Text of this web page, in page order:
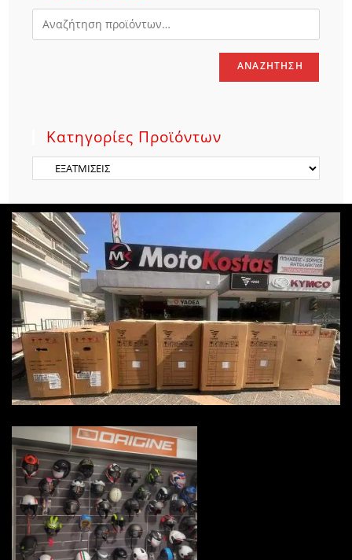
ΑΝΑΖΉΤΗΣΗ
Κατηγορίες Προϊόντων